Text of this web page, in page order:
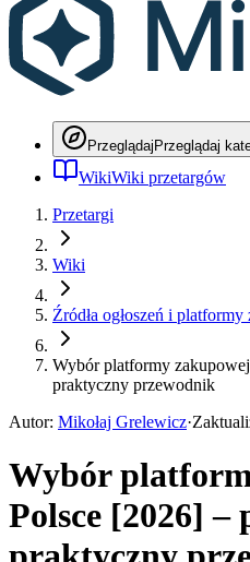
PrzeglądajPrzeglądaj
WikiWiki przetargów
Przetargi
Wiki
Źródła ogłoszeń i
Wybór platformy
praktyczny przewodnik
Autor: Mikołaj Grelewicz·
Wybór
Polsce [2026] –